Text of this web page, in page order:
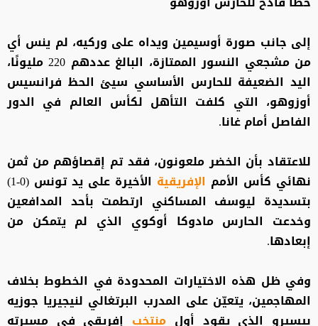
إلى جانب صورة أوسيمين ويداه على وركيه، لم ينس أي
من مشجعي النسور الممتازة، البالغ عددهم 220 مليونًا،
اليد الضعيفة للحارس الأساسي سيئ الحظ فرانسيس
أوزوهو، التي كلفت التأهل لكأس العالم في الدور
الفاصل أمام غانا.
للاعتقاد بأن الخضر ملعونون، فقد تم إقصاؤهم من ثمن
نهائي كأس الأمم الإفريقية
الأخيرة على يد تونس (0-1)
بتسديدة ليوسف المساكني ارتطمت بأحد المدافعين
وخدعت الحارس مادوكا أوكوي الذي لم يتمكن من
إبعادها.
وفي ظل هذه الاختيارات المحدودة في الخطوط بخلاف
المهاجمين، يتعيّن على المدرب البرتغالي لنيجيريا جوزيه
بيسيرو الذي يقود أول منتخب إفريقي في مسيرته